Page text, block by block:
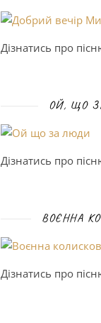
Дізнатись про
ОЙ, ЩО
Дізнатись про
ВОЄННА
Дізнатись про